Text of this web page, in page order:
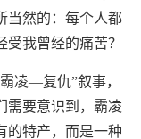
当然的：每个人都
我曾经的痛苦？
凌—复仇”叙事，
需要意识到，霸凌
的特产，而是一种